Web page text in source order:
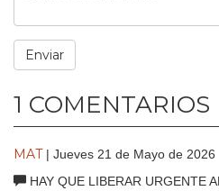
1 COMENTARIOS
MAT | Jueves 21 de Mayo de 2026
HAY QUE LIBERAR URGENTE